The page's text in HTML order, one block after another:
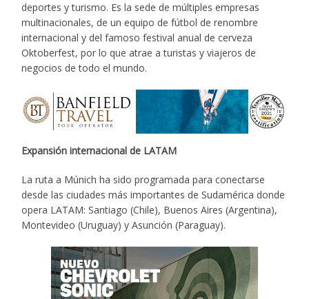
deportes y turismo. Es la sede de múltiples empresas
multinacionales, de un equipo de fútbol de renombre
internacional y del famoso festival anual de cerveza
Oktoberfest, por lo que atrae a turistas y viajeros de
negocios de todo el mundo.
Expansión internacional de LATAM
La ruta a Múnich ha sido programada para conectarse
desde las ciudades más importantes de Sudamérica donde
opera LATAM: Santiago (Chile), Buenos Aires (Argentina),
Montevideo (Uruguay) y Asunción (Paraguay).